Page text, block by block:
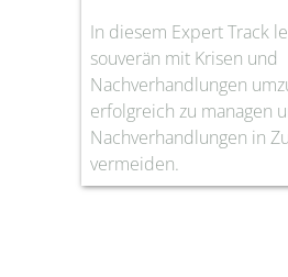
In diesem Expert Track
souverän mit Krisen und
Nachverhandlungen
erfolgreich zu managen
Nachverhandlungen in
vermeiden.